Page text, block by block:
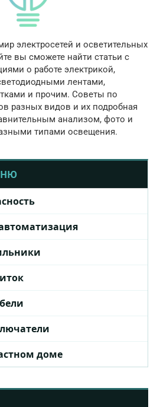
электросетей и осветительных
вы сможете найти статьи с
о работе электрикой,
лентами,
и прочим. Советы по
разных видов и их подробная
анализом, фото и
типами освещения.
доме